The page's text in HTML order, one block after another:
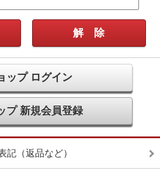
ップ ログイン
プ 新規会員登録
記（返品など）